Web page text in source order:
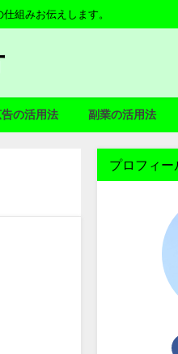
組みお伝えします。
告の活用法 副業の活用法
プロフィー